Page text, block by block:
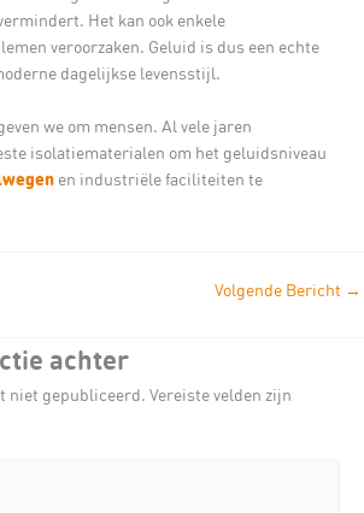
Het kan ook enkele
veroorzaken. Geluid is dus een echte
dagelijkse levensstijl.
we om mensen. Al vele jaren
isolatiematerialen om het geluidsniveau
en industriële faciliteiten te
Volgende Bericht →
achter
niet gepubliceerd. Vereiste velden zijn